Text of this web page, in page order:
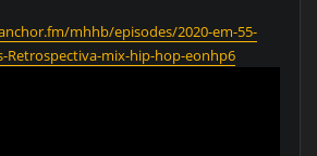
mhhb/episodes/2020-em-55-
Retrospectiva-mix-hip-hop-eonhp6